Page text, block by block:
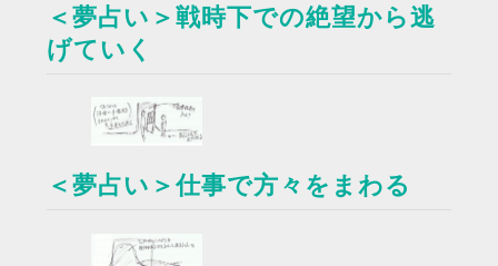
＜夢占い＞戦時下での絶望から逃
げていく
＜夢占い＞仕事で方々をまわる